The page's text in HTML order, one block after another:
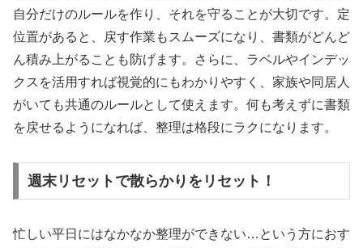
自分だけのルールを作り、それを守ることが大切です。定
位置があると、戻す作業もスムーズになり、書類がどんど
ん積み上がることも防げます。さらに、ラベルやインデッ
クスを活用すれば視覚的にもわかりやすく、家族や同居人
がいても共通のルールとして使えます。何も考えずに書類
を戻せるようになれば、整理は格段にラクになります。
週末リセットで散らかりをリセット！
忙しい平日にはなかなか整理ができない…という方におす